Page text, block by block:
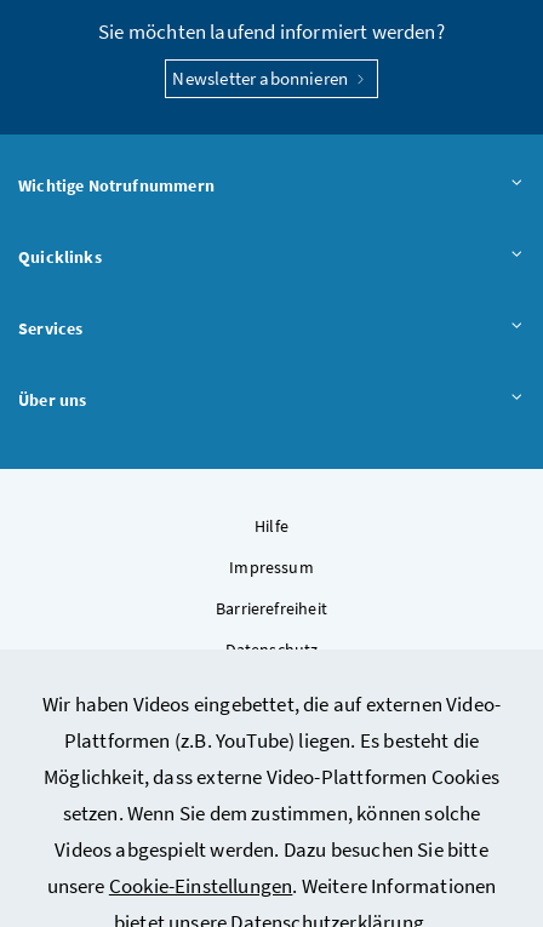
Wir haben Videos eingebettet, die auf externen Video-
Plattformen (z.B. YouTube) liegen. Es besteht die
Möglichkeit, dass externe Video-Plattformen Cookies
setzen. Wenn Sie dem zustimmen, können solche
Videos abgespielt werden. Dazu besuchen Sie bitte
unsere Cookie-Einstellungen. Weitere Informationen
Sie möchten laufend informiert werden?
Newsletter abonnieren
Wichtige Notrufnummern
Quicklinks
Services
Über uns
Hilfe
Impressum
Barrierefreiheit
Datenschutz
Sitemap
Cookie-Einstellungen